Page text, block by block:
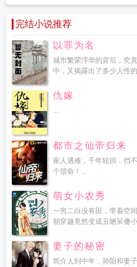
完结小说推荐
以罪为名
城市繁荣浮华的背后，究
中，又揭露出了多少人性
仇嫁
...
都市之仙帝归来
家人遇难，千年轮回，挡
个偿命！...
萌女小农秀
一穷二白没有田，带着空
朝穿越竟然变成丑陋呆傻
妻子的秘密
简介人到中年，孙阳和妻